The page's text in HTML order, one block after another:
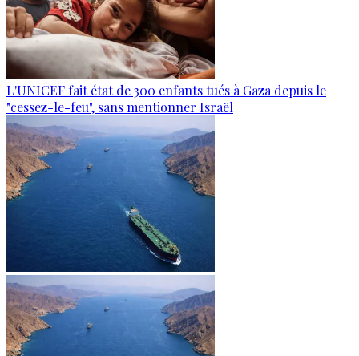
L'UNICEF fait état de 300 enfants tués à Gaza depuis le
"cessez-le-feu", sans mentionner Israël